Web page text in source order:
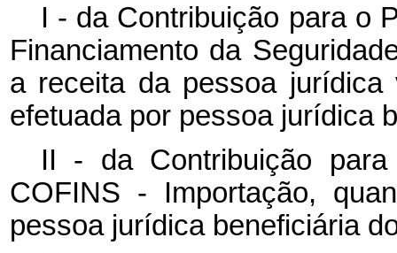
I - da Contribuição para o
Financiamento da
a receita da pessoa jurídica
efetuada por pessoa jurídica
II - da Contribuição
COFINS - Importação,
pessoa jurídica beneficiária